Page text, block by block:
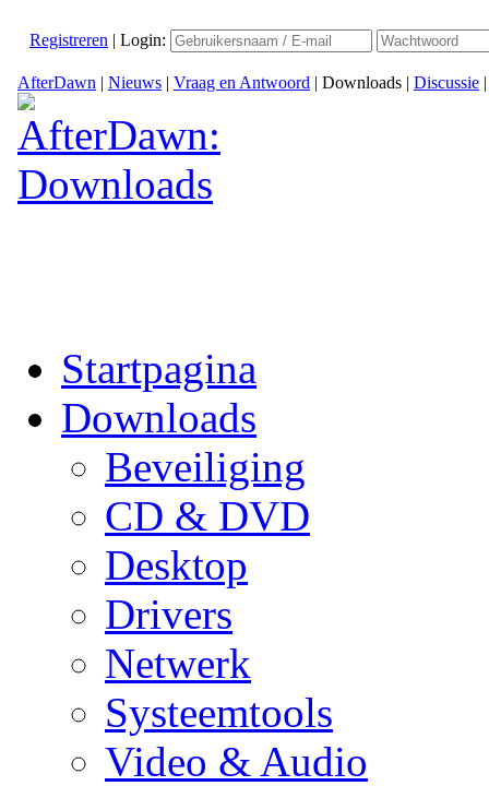
Registreren | Login:
AfterDawn | Nieuws | Vraag en Antwoord | Downloads | Discussie
Startpagina
Downloads
Beveiliging
CD & DVD
Desktop
Drivers
Netwerk
Systeemtools
Video & Audio